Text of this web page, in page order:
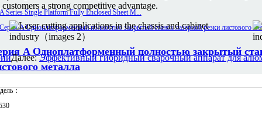
A Одноплатформенный полностью закрытый
металла
：
a strong competitive advantage.
Далее:Эффективный гибридный сварочный аппарат для